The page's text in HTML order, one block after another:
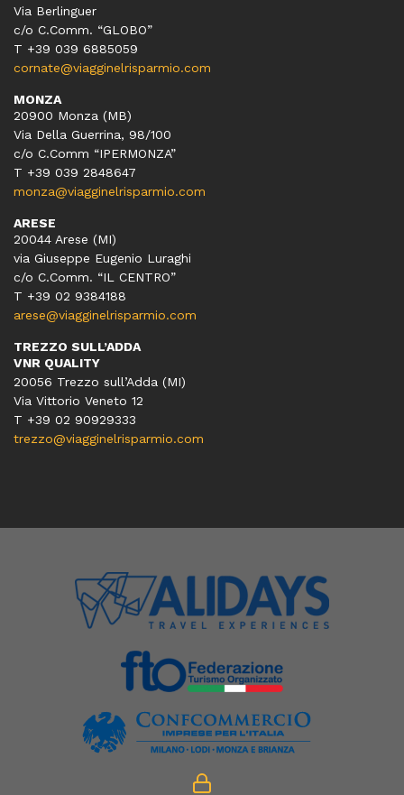
Via Berlinguer
c/o C.Comm. “GLOBO”
T +39 039 6885059
cornate@viagginelrisparmio.com
MONZA
20900 Monza (MB)
Via Della Guerrina, 98/100
c/o C.Comm “IPERMONZA”
T +39 039 2848647
monza@viagginelrisparmio.com
ARESE
20044 Arese (MI)
via Giuseppe Eugenio Luraghi
c/o C.Comm. “IL CENTRO”
T +39 02 9384188
arese@viagginelrisparmio.com
TREZZO SULL’ADDA
VNR QUALITY
20056 Trezzo sull’Adda (MI)
Via Vittorio Veneto 12
T +39 02 90929333
trezzo@viagginelrisparmio.com